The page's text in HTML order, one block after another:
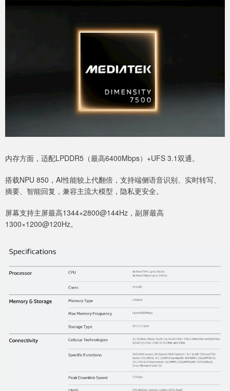
内存方面，适配LPDDR5（最高6400Mbps）+UFS 3.1双通。
搭载NPU 850，AI性能较上代翻倍，支持端侧语音识别、实时转写、
摘要、智能回复，兼容主流大模型，隐私更安全。
屏幕支持主屏最高1344×2800@144Hz，副屏最高
1300×1200@120Hz。